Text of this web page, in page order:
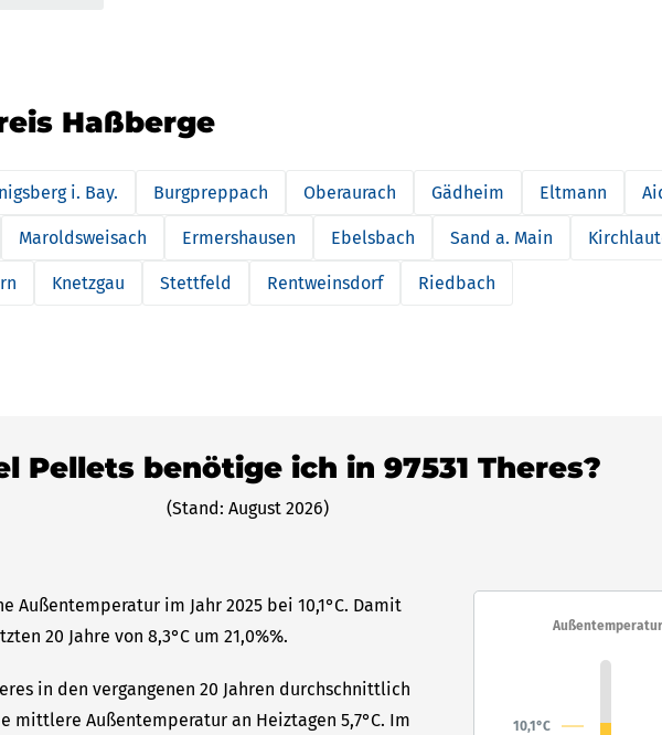
Haßberge
i. Bay. Burgpreppach Oberaurach Gädheim Eltmann
Maroldsweisach Ermershausen Ebelsbach Sand a. Main
Knetzgau Stettfeld Rentweinsdorf Riedbach
Pellets benötige ich in 97531 Theres?
(Stand: August 2026)
Außentemperatur im Jahr 2025 bei 10,1°C. Damit
20 Jahre von 8,3°C um 21,0%%.
in den vergangenen 20 Jahren durchschnittlich
mittlere Außentemperatur an Heiztagen 5,7°C. Im
10,1°C